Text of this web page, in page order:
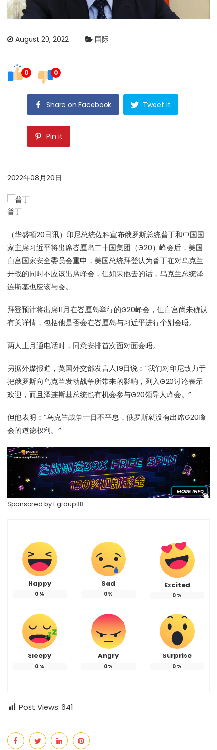
August 20, 2022 国际
0 0
Share on Facebook Tweet it
Pin it
2022年08月20日
普丁
（华盛顿20日讯）印尼总统佐科宣布俄罗斯总统普丁和中国国
家主席习近平将出席峇厘岛二十国集团（G20）峰会后，美国
白宫国家安全委员会重申，美国总统拜登认为普丁在对乌克兰
开战的同时不应该出席峰会，但如果他去的话，乌克兰总统泽
连斯基也应该与会。
拜登预计将出席11月在峇厘岛举行的G20峰会，但白宫尚未确认
有关详情，包括他是否会在峇厘岛与习近平进行个别会晤。
两人上月通电话时，同意安排首次面对面会晤。
另据外媒报道，英国外交部发言人19日说：“我们对印尼致力于
把俄罗斯向乌克兰发动战争所带来的影响，列入G20讨论表示
欢迎，而且泽连斯基总统也有机会参与G20领导人峰会。”
但他表明：“乌克兰战争一日不平息，俄罗斯就没有出席G20峰
会的道德权利。”
Sponsored by Egroup88
Happy
0 %
Sad
0 %
Excited
0 %
Sleepy
0 %
Angry
0 %
Surprise
0 %
Post Views: 641